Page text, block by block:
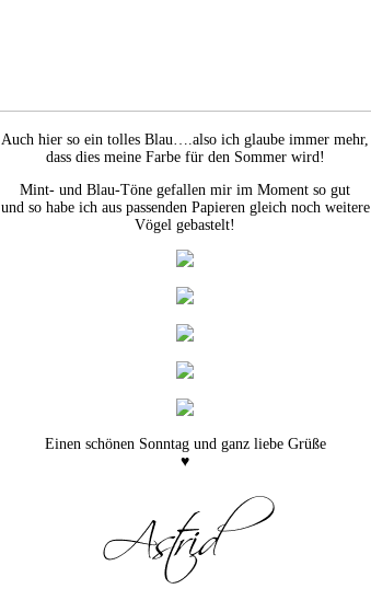
Auch hier so ein tolles Blau….also ich glaube immer mehr,
dass dies meine Farbe für den Sommer wird!
Mint- und Blau-Töne gefallen mir im Moment so gut
und so habe ich aus passenden Papieren gleich noch weitere
Vögel gebastelt!
Einen schönen Sonntag und ganz liebe Grüße
♥